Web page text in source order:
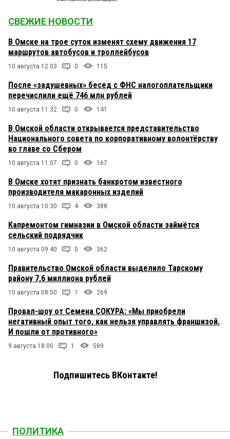
СВЕЖИЕ НОВОСТИ
В Омске на трое суток изменят схему движения 17
маршрутов автобусов и троллейбусов
10 августа 12:03 0 115
После «задушевных» бесед с ФНС налогоплательщики
перечислили ещё 746 млн рублей
10 августа 11:32 0 141
В Омской области открывается представительство
Национального совета по корпоративному волонтёрству
во главе со Сбером
10 августа 11:07 0 167
В Омске хотят признать банкротом известного
производителя макаронных изделий
10 августа 10:30 4 388
Капремонтом гимназии в Омской области займётся
сельский подрядчик
10 августа 09:40 0 362
Правительство Омской области выделило Тарскому
району 7,6 миллиона рублей
10 августа 08:50 1 269
Провал-шоу от Семена СОКУРА: «Мы приобрели
негативный опыт того, как нельзя управлять франшизой.
И пошли от противного»
9 августа 18:00 1 589
Подпишитесь ВКонтакте!
ПОЛИТИКА